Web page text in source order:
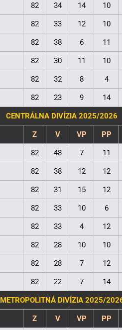
82 34 14 10
82 33 12 10
82 38 6 11
82 30 11 10
82 32 8 4
82 23 9 14
CENTRÁLNA DIVÍZIA 2025/2026
Z V VP PP
82 48 7 11
82 38 12 12
82 31 15 12
82 33 10 6
82 33 4 12
82 28 10 10
82 28 7 12
82 22 7 14
METROPOLITNÁ DIVÍZIA 2025/2026
Z V VP PP